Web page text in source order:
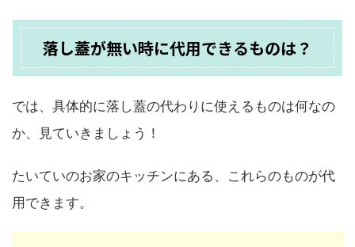
落し蓋が無い時に代用できるものは？
では、具体的に落し蓋の代わりに使えるものは何なの
か、見ていきましょう！
たいていのお家のキッチンにある、これらのものが代
用できます。